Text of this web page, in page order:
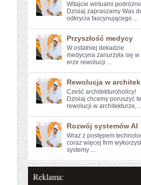
Witajcie wirtualni
Dzisiaj zapraszamy Was
odkrycia fascynującego ...
Przyszłość medycy
W‌ ostatniej⁣ dekadzie⁤
medycyna zanurzyła się w⁣
erze rewolucji ...
Rewolucja w architek
Cześć architekturoholicy!
Dzisiaj chcemy poruszyć
rewolucji⁤ w architekturze,
Rozwój systemów AI
Wraz z postępem
⁢coraz więcej⁣ firm
systemy ...
Reklama: